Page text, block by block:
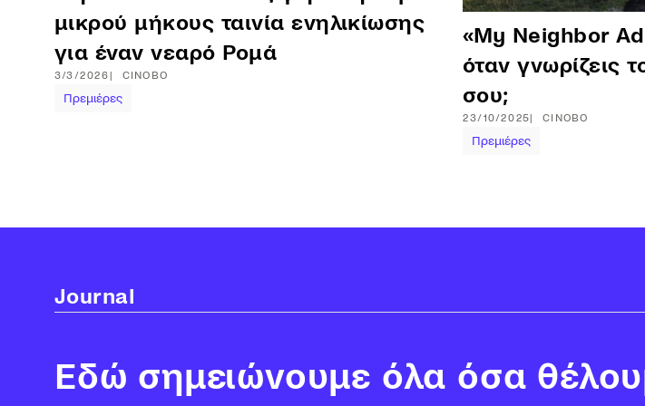
μικρού μήκους ταινία ενηλικίωσης
για έναν νεαρό Ρομά
3/3/2026 CINOBO
Πρεμιέρες
«My Neighbor
όταν γνωρίζεις
σου;
23/10/2025 CINOBO
Πρεμιέρες
Journal
Εδώ σημειώνουμε όλα όσα